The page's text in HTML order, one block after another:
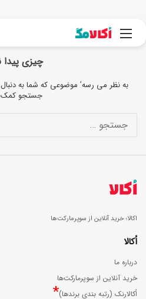
منو
چیزی
به نظر می رسه’ موضوعی که شما به
جستجو کمک
اکالا؛ خرید آنلاین از سوپرمارکت‌ها
اُکالا
درباره ما
خرید آنلاین از سوپرمارکت‌ها
اُکالارنک (رتبه بندی برندها)*